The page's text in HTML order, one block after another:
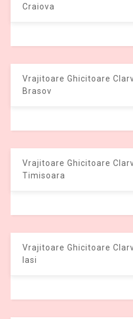
Craiova
Vrajitoare Ghicitoare
Brasov
Vrajitoare Ghicitoare
Timisoara
Vrajitoare Ghicitoare
Iasi